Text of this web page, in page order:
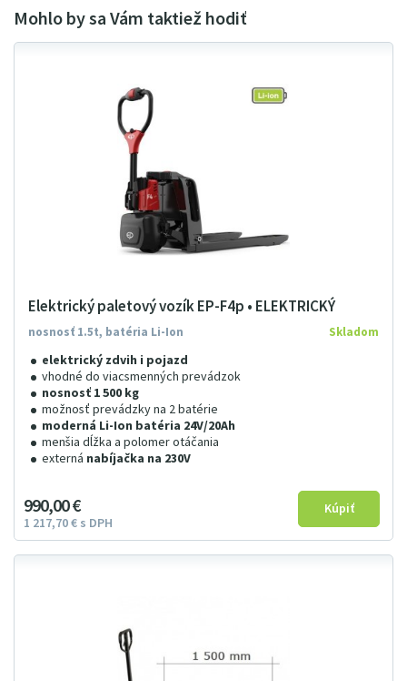
Elektrický paletový vozík EP-F4p • ELEKTRICKÝ
nosnosť 1.5t, batéria Li-Ion
elektrický zdvih i pojazd
vhodné do viacsmenných prevádzok
nosnosť 1 500 kg
možnosť prevádzky na 2 batérie
moderná Li-Ion batéria 24V/20Ah
menšia dĺžka a polomer otáčania
externá nabíjačka na 230V
Skladom
990 00€
1 217 70€ s DPH